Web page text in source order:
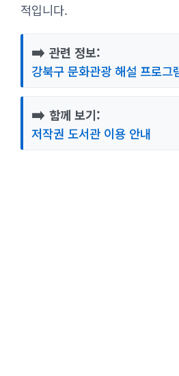
적입니다.
➡️ 관련 정보:
강북구 문화관광 해설 프로그
➡️ 함께 보기:
저작권 도서관 이용 안내